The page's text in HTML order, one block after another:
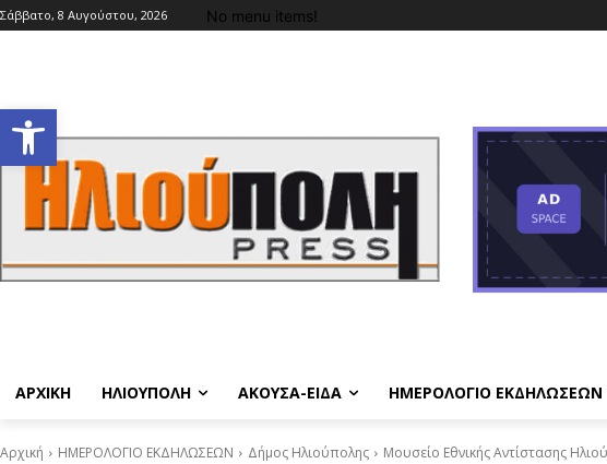
Ανοίξτε τη γραμμή εργαλείων
Σάββατο, 8 Αυγούστου, 2026 No menu items!
ΑΡΧΙΚΗ ΗΛΙΟΥΠΟΛΗ ΑΚΟΥΣΑ-ΕΙΔΑ ΗΜΕΡΟΛΟΓΙΟ ΕΚΔΗΛΩΣΕΩΝ
Αρχική ΗΜΕΡΟΛΟΓΙΟ ΕΚΔΗΛΩΣΕΩΝ Δήμος Ηλιούπολης Μουσείο Εθνικής Αντίστασης